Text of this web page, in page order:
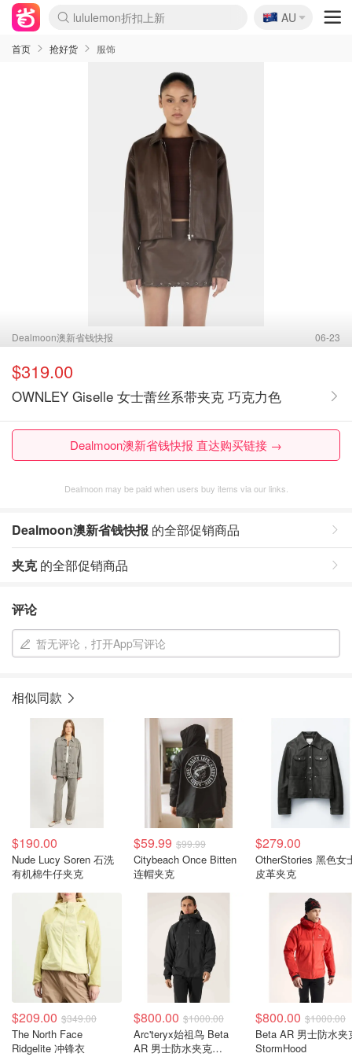
Sasa美妆护肤3.5折
SSENSE年中3折
FreshBeauty好价汇总
Cettire降价+叠9折
Farfetch折上8折
WWS Coles超市实拍
viagogo二手票捡漏
Myer超级周末1折
The Outnet奢牌1折起
David Jones 3折起
Flannels大牌1折
Perfumes Club护肤1折
AMIRO返校季6.2折
Oweek抽奖送Airpods
Amazon折扣汇总
eToro入金$200送$50
Amazon数码好物
ICONIC本周7.5折
ThedoubleF高奢地板价
Moose Knuckles 6折
丝芙兰5折起
EUFY官网3.7折起
Selenichast首饰2折
Trip机票酒店促销
YSL送5件彩妆礼
Amazon家居好物
BIGBANG巡演开票
David Jones时尚3折
Amazon美妆护肤
雅漾大喷$8
过敏原检测盒$33
伊索独家赠50ml沐浴露
科颜氏清仓3折
SEALIFE海洋馆门票6折
丝塔芙大白罐$16
订阅Newsletter送香薰
Cult Beauty 6.8折
Harrods圣诞日历2.3折
LN-CC奢牌私促3折
d'Alba空姐喷雾$16
EVE LOM套装逆天2折
Bernardelli独家4折
Adore Beauty 6折起
CT圣诞日历
Mytheresa奢品2.7折
Luxury Escapes 9折
Currentbody美容仪9折
MOON Garden Live
ALLSAINTS美衣3折
Roborock扫地机3.7折
Tingo Life水杯$24
Valentino官网5折
CR洗发护发6.3折
修丽可套装7.4折
Myer彩妆2件7折
GANNI官网4.5折
Stylevana韩妆4折
Tessabit高奢8.5折
OGX洗护4折
🇦🇺
AU
首页 抢好货 服饰
Dealmoon澳新省钱快报 06-23
$319.00
OWNLEY Giselle 女士蕾丝系带夹克 巧克力色
Dealmoon澳新省钱快报 直达购买链接 →
Dealmoon may be paid when users buy items via our links.
Dealmoon澳新省钱快报 的全部促销商品
夹克的全部促销商品
评论
暂无评论，打开App写评论
相似同款
$190.00
Nude Lucy Soren 石洗
有机棉牛仔夹克
$59.99 $99.99
Citybeach Once Bitten
连帽夹克
$279.00
OtherStories 黑色女
皮革夹克
$209.00 $349.00
The North Face
Ridgelite 冲锋衣
$800.00 $1000.00
Arc'teryx始祖鸟 Beta
AR 男士防水夹克
$800.00 $1000.00
Beta AR 男士防水夹
StormHood